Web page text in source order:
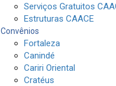
Serviços Gratuitos
Estruturas CAACE
Convênios
Fortaleza
Canindé
Cariri Oriental
Cratéus